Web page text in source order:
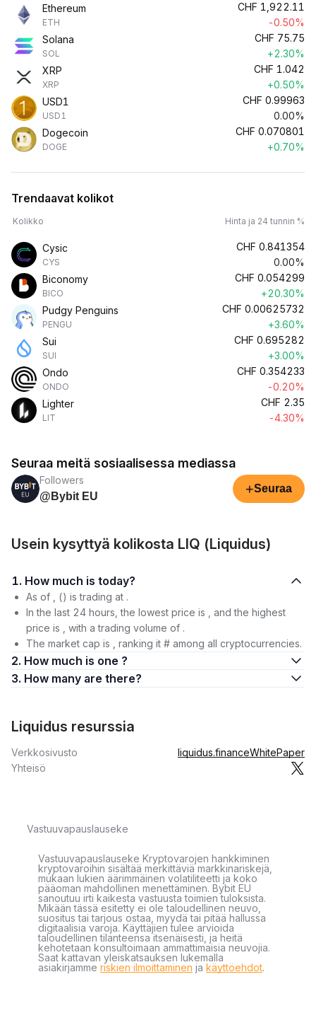
Ethereum
ETH
CHF 1,922.11
-0.50%
Solana
SOL
CHF 75.75
+2.30%
XRP
XRP
CHF 1.042
+0.50%
USD1
USD1
CHF 0.99963
0.00%
Dogecoin
DOGE
CHF 0.070801
+0.70%
Trendaavat kolikot
Kolikko Hinta ja 24 tunnin %
Cysic
CYS
CHF 0.841354
0.00%
Biconomy
BICO
CHF 0.054299
+20.30%
Pudgy Penguins
PENGU
CHF 0.00625732
+3.60%
Sui
SUI
CHF 0.695282
+3.00%
Ondo
ONDO
CHF 0.354233
-0.20%
Lighter
LIT
CHF 2.35
-4.30%
Seuraa meitä sosiaalisessa mediassa
Followers
@Bybit EU
+Seuraa
Usein kysyttyä kolikosta LIQ (Liquidus)
1. How much is today?
As of , () is trading at .
In the last 24 hours, the lowest price is , and the highest
price is , with a trading volume of .
The market cap is , ranking it # among all cryptocurrencies.
2. How much is one ?
3. How many are there?
Liquidus resurssia
Verkkosivusto liquidus.financeWhitePaper
Yhteisö
Vastuuvapauslauseke
Vastuuvapauslauseke Kryptovarojen hankkiminen
kryptovaroihin sisältää merkittäviä markkinariskejä,
mukaan lukien äärimmäinen volatiliteetti ja koko
pääoman mahdollinen menettäminen. Bybit EU
sanoutuu irti kaikesta vastuusta toimien tuloksista.
Mikään tässä esitetty ei ole taloudellinen neuvo,
suositus tai tarjous ostaa, myydä tai pitää hallussa
digitaalisia varoja. Käyttäjien tulee arvioida
taloudellinen tilanteensa itsenäisesti, ja heitä
kehotetaan konsultoimaan ammattimaisia neuvojia.
Saat kattavan yleiskatsauksen lukemalla
asiakirjamme riskien ilmoittaminen ja käyttöehdot.